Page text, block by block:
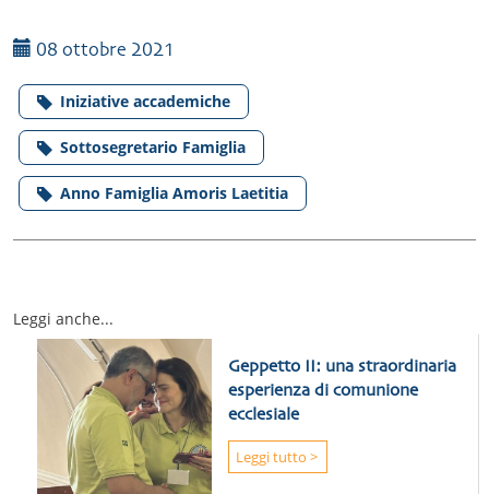
08 ottobre 2021
Iniziative accademiche
Sottosegretario Famiglia
Anno Famiglia Amoris Laetitia
Leggi anche...
Geppetto II: una straordinaria
esperienza di comunione
ecclesiale
Leggi tutto >